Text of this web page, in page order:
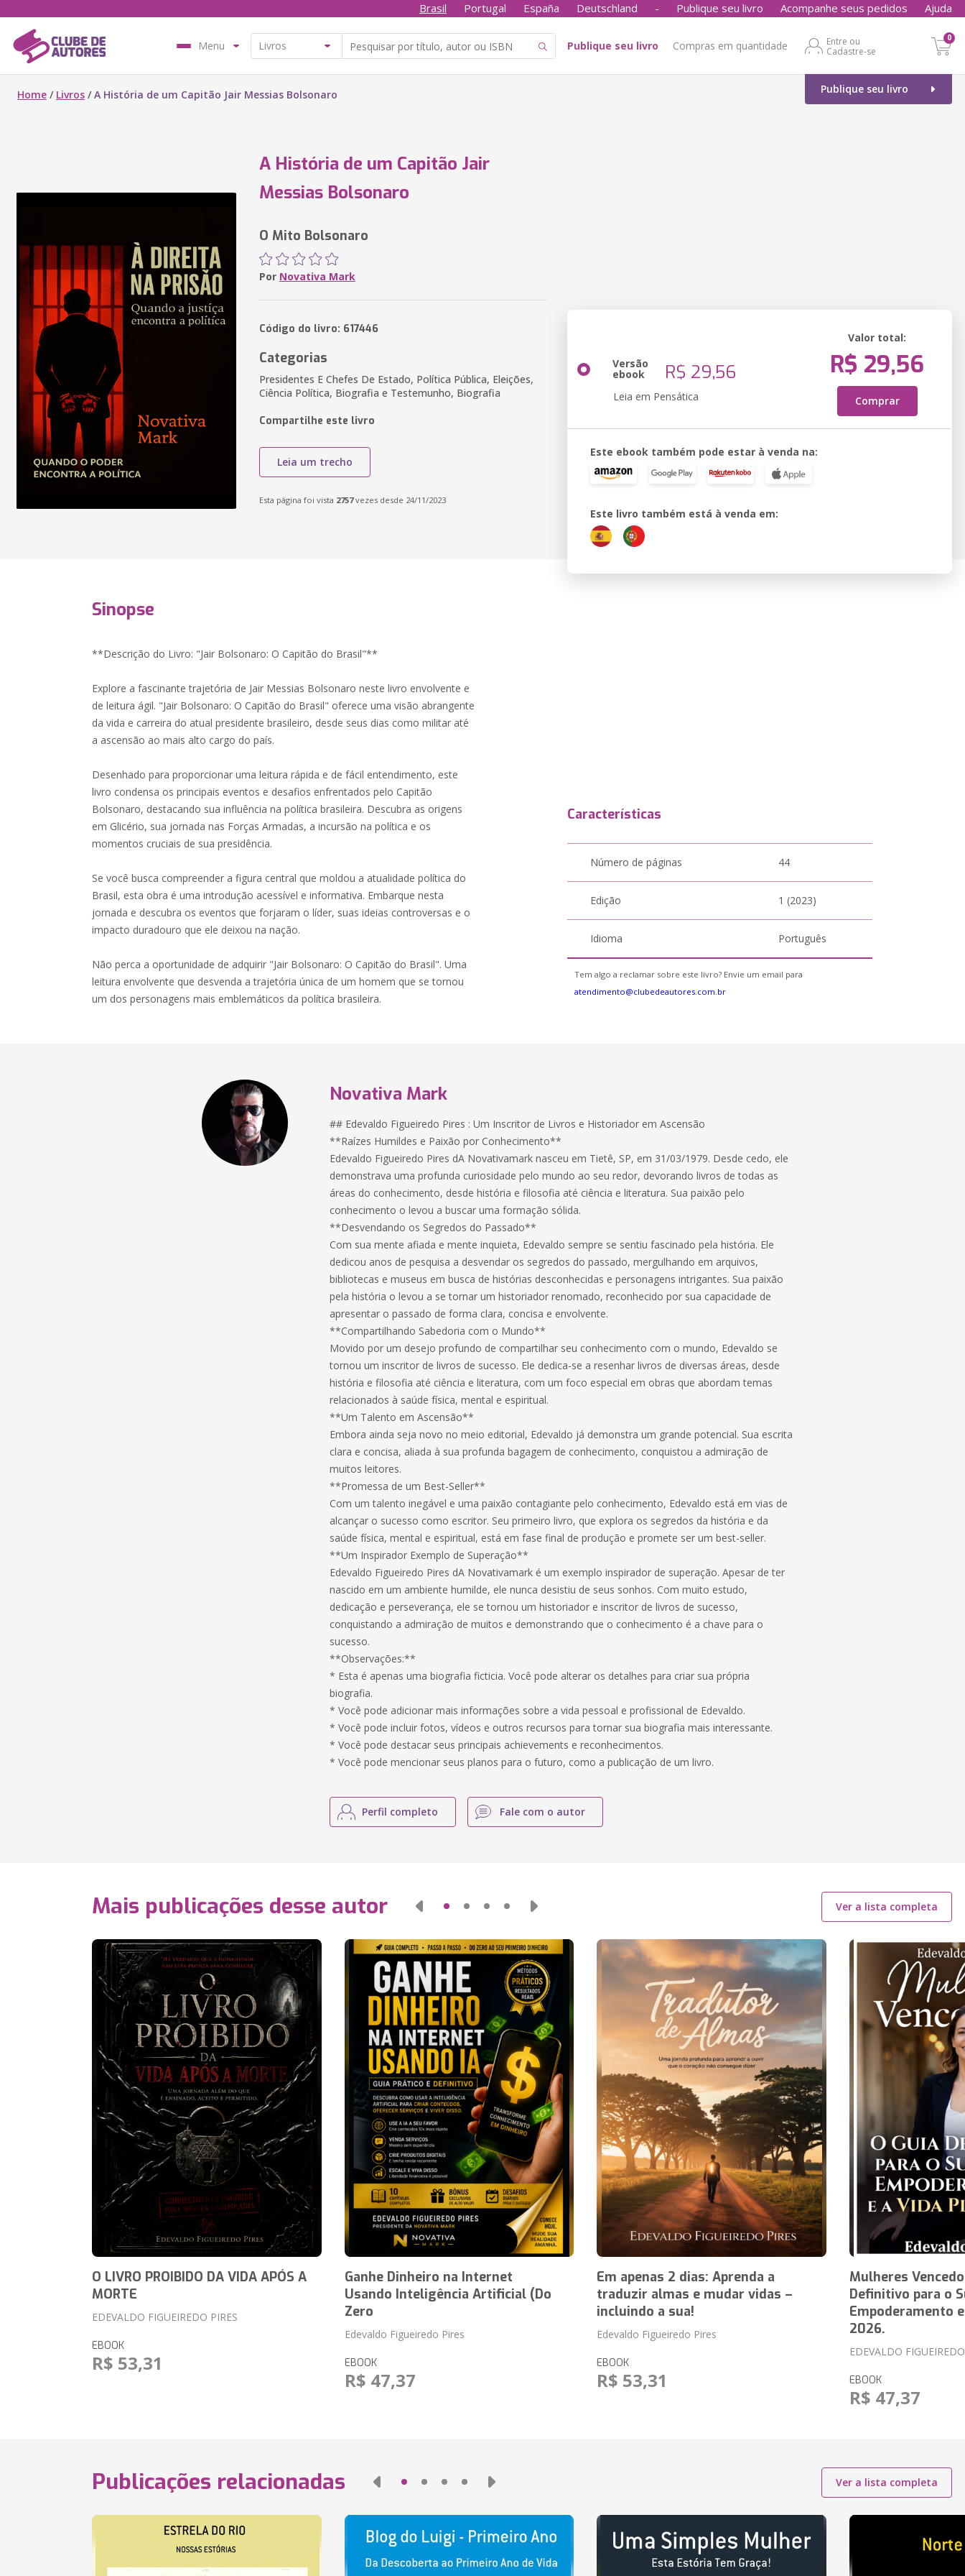
Brasil Portugal España Deutschland - Publique seu livro Acompanhe seus pedidos Ajuda
Menu Publique seu livro Compras em quantidade
Entre ou
Cadastre-se
0
Publique seu livro
Home / Livros /A História de um Capitão Jair Messias Bolsonaro
A História de um Capitão Jair
Messias Bolsonaro
O Mito Bolsonaro
Por Novativa Mark
Código do livro: 617446
Categorias
Presidentes E Chefes De Estado, Política Pública, Eleições,
Ciência Política, Biografia e Testemunho, Biografia
Compartilhe este livro
Leia um trecho
Esta página foi vista 2757vezes desde 24/11/2023
Versão
ebook R$ 29,56
Leia em Pensática
Valor total:
R$ 29,56
Comprar
Este ebook também pode estar à venda na:
Este livro também está à venda em:
Sinopse
**Descrição do Livro: "Jair Bolsonaro: O Capitão do Brasil"**
Explore a fascinante trajetória de Jair Messias Bolsonaro neste livro envolvente e
de leitura ágil. "Jair Bolsonaro: O Capitão do Brasil" oferece uma visão abrangente
da vida e carreira do atual presidente brasileiro, desde seus dias como militar até
a ascensão ao mais alto cargo do país.
Desenhado para proporcionar uma leitura rápida e de fácil entendimento, este
livro condensa os principais eventos e desafios enfrentados pelo Capitão
Bolsonaro, destacando sua influência na política brasileira. Descubra as origens
em Glicério, sua jornada nas Forças Armadas, a incursão na política e os
momentos cruciais de sua presidência.
Se você busca compreender a figura central que moldou a atualidade política do
Brasil, esta obra é uma introdução acessível e informativa. Embarque nesta
jornada e descubra os eventos que forjaram o líder, suas ideias controversas e o
impacto duradouro que ele deixou na nação.
Não perca a oportunidade de adquirir "Jair Bolsonaro: O Capitão do Brasil". Uma
leitura envolvente que desvenda a trajetória única de um homem que se tornou
um dos personagens mais emblemáticos da política brasileira.
Características
Número de páginas 44
Edição 1 (2023)
Idioma Português
Tem algo a reclamar sobre este livro? Envie um email para
atendimento@clubedeautores.com.br
Novativa Mark
## Edevaldo Figueiredo Pires : Um Inscritor de Livros e Historiador em Ascensão
**Raízes Humildes e Paixão por Conhecimento**
Edevaldo Figueiredo Pires dA Novativamark nasceu em Tietê, SP, em 31/03/1979. Desde cedo, ele
demonstrava uma profunda curiosidade pelo mundo ao seu redor, devorando livros de todas as
áreas do conhecimento, desde história e filosofia até ciência e literatura. Sua paixão pelo
conhecimento o levou a buscar uma formação sólida.
**Desvendando os Segredos do Passado**
Com sua mente afiada e mente inquieta, Edevaldo sempre se sentiu fascinado pela história. Ele
dedicou anos de pesquisa a desvendar os segredos do passado, mergulhando em arquivos,
bibliotecas e museus em busca de histórias desconhecidas e personagens intrigantes. Sua paixão
pela história o levou a se tornar um historiador renomado, reconhecido por sua capacidade de
apresentar o passado de forma clara, concisa e envolvente.
**Compartilhando Sabedoria com o Mundo**
Movido por um desejo profundo de compartilhar seu conhecimento com o mundo, Edevaldo se
tornou um inscritor de livros de sucesso. Ele dedica-se a resenhar livros de diversas áreas, desde
história e filosofia até ciência e literatura, com um foco especial em obras que abordam temas
relacionados à saúde física, mental e espiritual.
**Um Talento em Ascensão**
Embora ainda seja novo no meio editorial, Edevaldo já demonstra um grande potencial. Sua escrita
clara e concisa, aliada à sua profunda bagagem de conhecimento, conquistou a admiração de
muitos leitores.
**Promessa de um Best-Seller**
Com um talento inegável e uma paixão contagiante pelo conhecimento, Edevaldo está em vias de
alcançar o sucesso como escritor. Seu primeiro livro, que explora os segredos da história e da
saúde física, mental e espiritual, está em fase final de produção e promete ser um best-seller.
**Um Inspirador Exemplo de Superação**
Edevaldo Figueiredo Pires dA Novativamark é um exemplo inspirador de superação. Apesar de ter
nascido em um ambiente humilde, ele nunca desistiu de seus sonhos. Com muito estudo,
dedicação e perseverança, ele se tornou um historiador e inscritor de livros de sucesso,
conquistando a admiração de muitos e demonstrando que o conhecimento é a chave para o
sucesso.
**Observações:**
* Esta é apenas uma biografia ficticia. Você pode alterar os detalhes para criar sua própria
biografia.
* Você pode adicionar mais informações sobre a vida pessoal e profissional de Edevaldo.
* Você pode incluir fotos, vídeos e outros recursos para tornar sua biografia mais interessante.
* Você pode destacar seus principais achievements e reconhecimentos.
* Você pode mencionar seus planos para o futuro, como a publicação de um livro.
Perfil completo Fale com o autor
Mais publicações desse autor Ver a lista completa
O LIVRO PROIBIDO DA VIDA APÓS A
MORTE
EDEVALDO FIGUEIREDO PIRES
EBOOK
R$ 53,31
Ganhe Dinheiro na Internet
Usando Inteligência Artificial (Do
Zero
Edevaldo Figueiredo Pires
EBOOK
R$ 47,37
Em apenas 2 dias: Aprenda a
traduzir almas e mudar vidas –
incluindo a sua!
Edevaldo Figueiredo Pires
EBOOK
R$ 53,31
Mulheres
Definitivo para o
Empoderamento
2026.
EDEVALDO
EBOOK
R$ 47,37
Publicações relacionadas Ver a lista completa